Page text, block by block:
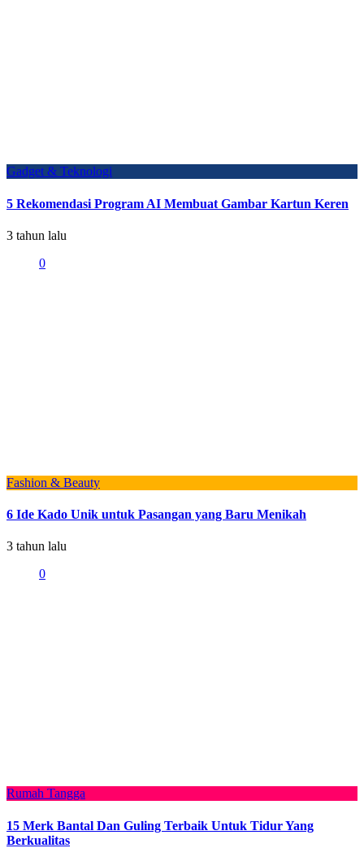
Gadget & Teknologi
5 Rekomendasi Program AI Membuat Gambar Kartun Keren
3 tahun lalu
0
Fashion & Beauty
6 Ide Kado Unik untuk Pasangan yang Baru Menikah
3 tahun lalu
0
Rumah Tangga
15 Merk Bantal Dan Guling Terbaik Untuk Tidur Yang
Berkualitas